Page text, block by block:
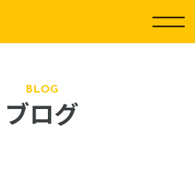
BLOG
ブログ